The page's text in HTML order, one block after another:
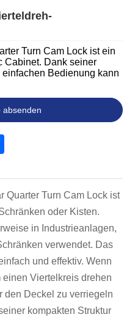
Turn Cam Lock ist ein
Cabinet. Dank seiner
Bedienung kann
absenden
Quarter Turn Cam Lock ist
oder Kisten.
in Industrieanlagen,
verwendet. Das
und effektiv. Wenn
Viertelkreis drehen
den Deckel zu verriegeln
kompakten Struktur